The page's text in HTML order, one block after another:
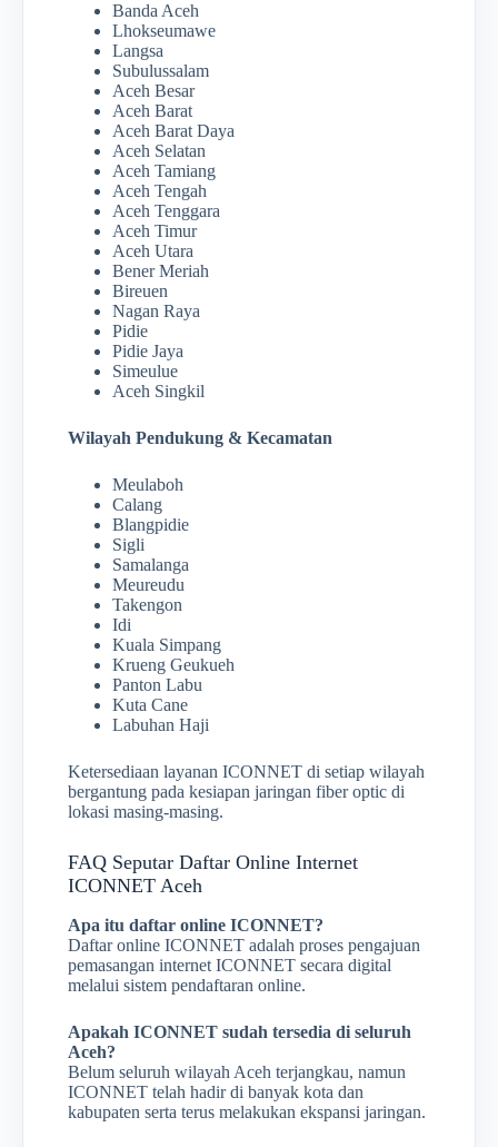
Banda Aceh
Lhokseumawe
Langsa
Subulussalam
Aceh Besar
Aceh Barat
Aceh Barat Daya
Aceh Selatan
Aceh Tamiang
Aceh Tengah
Aceh Tenggara
Aceh Timur
Aceh Utara
Bener Meriah
Bireuen
Nagan Raya
Pidie
Pidie Jaya
Simeulue
Aceh Singkil
Wilayah Pendukung & Kecamatan
Meulaboh
Calang
Blangpidie
Sigli
Samalanga
Meureudu
Takengon
Idi
Kuala Simpang
Krueng Geukueh
Panton Labu
Kuta Cane
Labuhan Haji
Ketersediaan layanan ICONNET di setiap wilayah
bergantung pada kesiapan jaringan fiber optic di
lokasi masing-masing.
FAQ Seputar Daftar Online Internet
ICONNET Aceh
Apa itu daftar online ICONNET?
Daftar online ICONNET adalah proses pengajuan
pemasangan internet ICONNET secara digital
melalui sistem pendaftaran online.
Apakah ICONNET sudah tersedia di seluruh
Aceh?
Belum seluruh wilayah Aceh terjangkau, namun
ICONNET telah hadir di banyak kota dan
kabupaten serta terus melakukan ekspansi jaringan.